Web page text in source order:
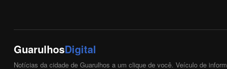
GuarulhosDigital
Notícias da cidade de Guarulhos a um clique de você. Veículo de